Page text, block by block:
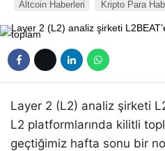
Altcoin Haberleri Kripto Para
Layer 2 (L2) analiz şirketi
L2 platformlarında kilitli
geçtiğimiz hafta sonu bir